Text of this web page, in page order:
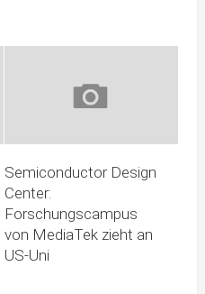
Semiconductor Design
Center:
Forschungscampus
von MediaTek zieht an
US-Uni